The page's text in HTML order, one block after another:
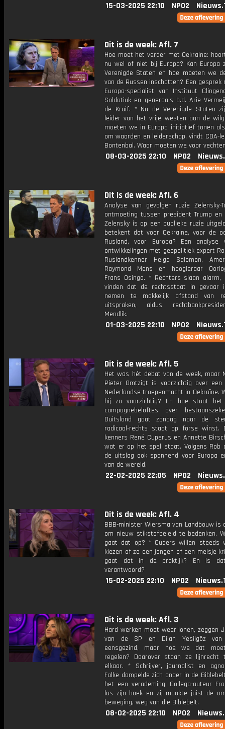
15-03-2025 22:10 NPO2
Dit is de week: Afl. 7
Hoe moet het verder met Oekraine:
nu wel of niet bij Europa? Kan Europa
Verenigde Staten en hoe moeten we
van de Russen inschatten? Een gesprek
Europa-specialist van Instituut
Soldatiuk en generaals b.d. Arie
de Kruif. * Nu de Verenigde Staten
leider van het vrije westen aan de
moeten we in Europa initiatief tonen
om waarden en leiderschap, vindt CDA-
Bontenbal. Waar moeten we voor
08-03-2025 22:10 NPO2
Dit is de week: Afl. 6
Analyse van gevolgen ruzie Zelensky-
ontmoeting tussen president Trump en
Zelensky is op een publieke ruzie
betekent dat voor Oekraine, voor de
Rusland, voor Europa? Een analyse
ontwikkelingen met geopolitiek expert
Ruslandkenner Helga Salomon,
Raymond Mens en hoogleraar
Frans Osinga. * Rechters slaan alarm,
vinden dat de rechtsstaat in gevaar
nemen te makkelijk afstand van
uitspraken, aldus
Mendlik.
01-03-2025 22:10 NPO2
Dit is de week: Afl. 5
Het was hét debat van de week, maar
Pieter Omtzigt is voorzichtig over een
Nederlandse troepenmacht in Oekraïne.
hij zo voorzichtig? En hoe staat
campagnebeloftes over
Duitsland gaat zondag naar de
radicaal-rechts staat op forse winst.
kenners René Cuperus en Annette
wat er op het spel staat. Volgens Rob
de uitslag ook spannend voor Europa
van de wereld.
22-02-2025 22:05 NPO2
Dit is de week: Afl. 4
BBB-minister Wiersma van Landbouw is
om nieuw stikstofbeleid te bedenken.
gaat dat op? * Ouders willen steeds
kiezen of ze een jongen of een meisje
gaat dat in de praktijk? En is
verantwoord?
15-02-2025 22:10 NPO2
Dit is de week: Afl. 3
Hard werken moet weer lonen, zeggen
van de SP en Dilan Yesilgöz van
eensgezind, maar hoe we dat
regelen? Daarover staan ze lijnrecht
elkaar. * Schrijver, journalist en
Falke dompelde zich onder in de
het een verademing. Collega-auteur
las zijn boek en zij maakte juist de
beweging, weg van die Biblebelt.
08-02-2025 22:10 NPO2